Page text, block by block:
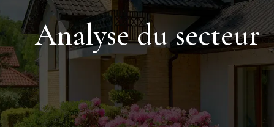
Analyse du secteur